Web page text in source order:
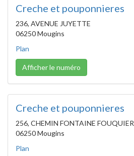
Creche et pouponnieres
236, AVENUE JUYETTE
06250 Mougins
Plan
Afficher le numéro
Creche et pouponnieres
256, CHEMIN FONTAINE FOUQUIER
06250 Mougins
Plan